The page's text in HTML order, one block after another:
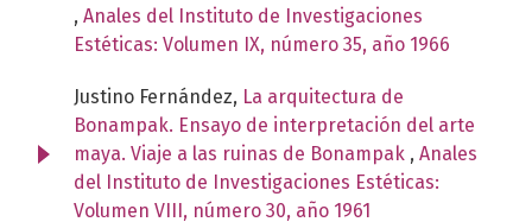
, Anales del Instituto de Investigaciones
Estéticas: Volumen IX, número 35, año 1966
Justino Fernández, La arquitectura de
Bonampak. Ensayo de interpretación del arte
maya. Viaje a las ruinas de Bonampak , Anales
del Instituto de Investigaciones Estéticas:
Volumen VIII, número 30, año 1961